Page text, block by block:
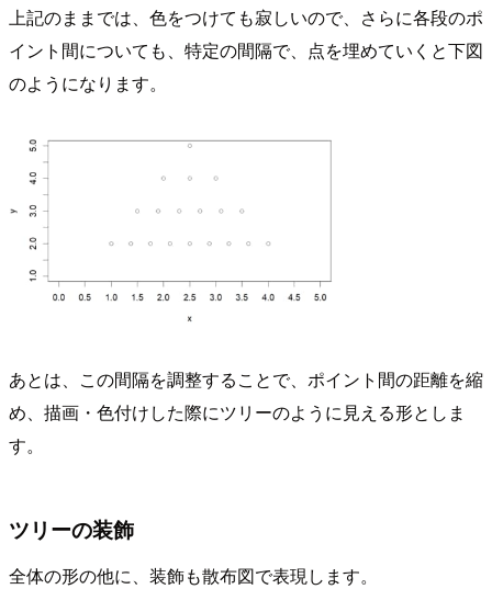
上記のままでは、色をつけても寂しいので、さらに各段のポ
イント間についても、特定の間隔で、点を埋めていくと下図
のようになります。
あとは、この間隔を調整することで、ポイント間の距離を縮
め、描画・色付けした際にツリーのように見える形としま
す。
ツリーの装飾
全体の形の他に、装飾も散布図で表現します。